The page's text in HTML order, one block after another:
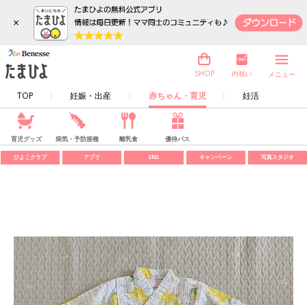
×
TOP 妊娠・出産 赤ちゃん・育児 妊活
SHOP 内祝い メニュー
育児グッズ 病気・予防接種 離乳食 優待パス
ひよこクラブ アプリ SNS キャンペーン 写真スタジオ